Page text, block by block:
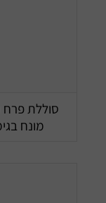
סוללת פרח
מונח